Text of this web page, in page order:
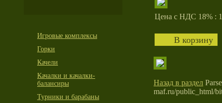
Игровые комплексы
Горки
Качели
Качалки и качалки-
балансиры
Турники и барабаны
Цена с НДС 18% :
Назад в раздел
maf.ru/public_html/